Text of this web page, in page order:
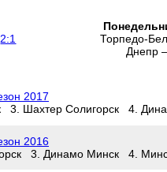
2:1
Торпедо-
Днепр
2017
Шахтер Солигорск 4.
2016
3. Динамо Минск 4.